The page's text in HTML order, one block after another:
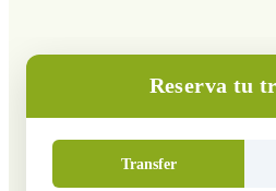
Reserva tu
Transfer